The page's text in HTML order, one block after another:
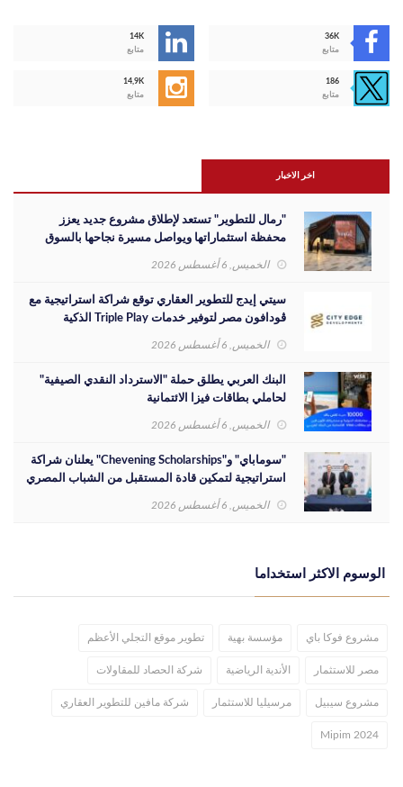
14K
متابع
36K
متابع
14,9K
متابع
186
متابع
اخر الاخبار
"رمال للتطوير" تستعد لإطلاق مشروع جديد يعزز
محفظة استثماراتها ويواصل مسيرة نجاحها بالسوق
الخميس, 6 أغسطس 2026
سيتي إيدج للتطوير العقاري توقع شراكة استراتيجية مع
ڤودافون مصر لتوفير خدمات Triple Play الذكية
بمشروع داون تاون بمدينة العلمين الجديدة
الخميس, 6 أغسطس 2026
البنك العربي يطلق حملة "الاسترداد النقدي الصيفية"
لحاملي بطاقات فيزا الائتمانية
الخميس, 6 أغسطس 2026
"سوماباي" و"Chevening Scholarships" يعلنان شراكة
استراتيجية لتمكين قادة المستقبل من الشباب المصري
الخميس, 6 أغسطس 2026
الوسوم الاكثر استخداما
مشروع فوكا باي مؤسسة بهية تطوير موقع التجلي الأعظم
مصر للاستثمار الأندية الرياضية شركة الحصاد للمقاولات
مشروع سيبيل مرسيليا للاستثمار شركة مافين للتطوير العقاري
Mipim 2024